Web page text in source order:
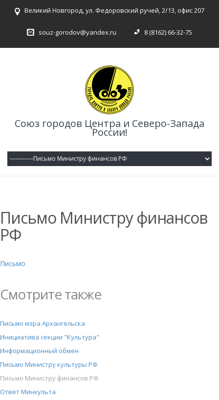
Великий Новгород, ул. Федоровский ручей, 2/13, офис 207
souz-gorodov@yandex.ru 8 (8162) 66-32-75
Союз городов Центра и Северо-Запада
России!
Письмо Министру финансов
РФ
Письмо
Смотрите также
Письмо мэра Архангельска
Инициатива секции "Культура"
Информационный обмен
Письмо Министру культуры РФ
Письмо Министру финансов РФ
Ответ Минкульта